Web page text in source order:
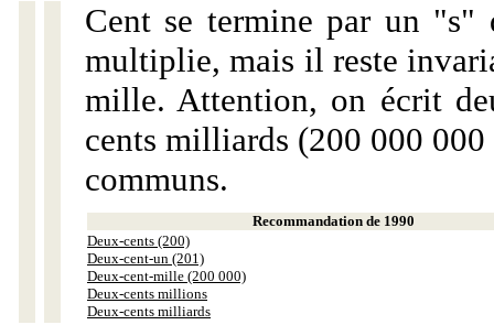
Cent se termine par un "s"
multiplie, mais il reste
mille. Attention, on écrit
cents milliards (200 000
communs.
Recommandation de 1990
Deux-cents (200)
Deux-cent-un (201)
Deux-cent-mille (200 000)
Deux-cents millions
Deux-cents milliards